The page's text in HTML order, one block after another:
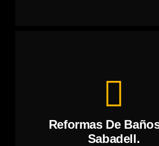
Reformas De
Sabadell.